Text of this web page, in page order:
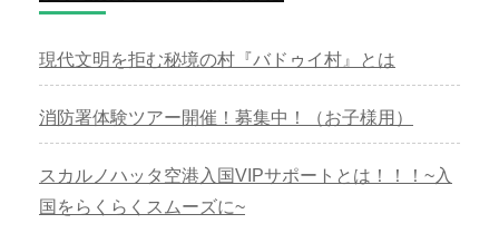
現代文明を拒む秘境の村『バドゥイ村』とは
消防署体験ツアー開催！募集中！（お子様用）
スカルノハッタ空港入国VIPサポートとは！！！~入
国をらくらくスムーズに~